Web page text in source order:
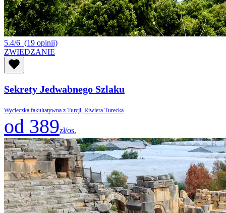
5.4/6 (19 opinii)
ZWIEDZANIE
Sekrety Jedwabnego Szlaku
Wycieczka fakultatywna z Turcji, Riwiera Turecka
od 389zł/os.